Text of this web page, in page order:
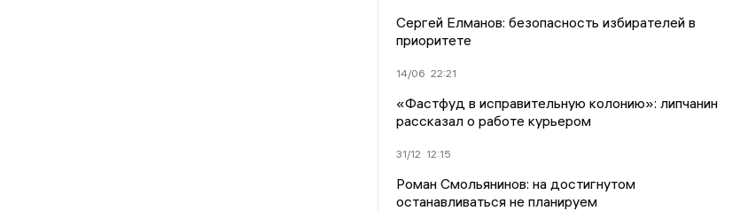
Сергей Елманов: безопасность избирателей в
приоритете
14/06 22:21
«Фастфуд в исправительную колонию»: липчанин
рассказал о работе курьером
31/12 12:15
Роман Смольянинов: на достигнутом
останавливаться не планируем